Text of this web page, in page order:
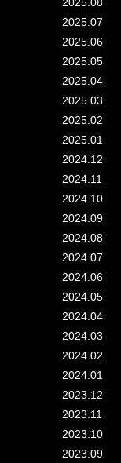
2025.08
2025.07
2025.06
2025.05
2025.04
2025.03
2025.02
2025.01
2024.12
2024.11
2024.10
2024.09
2024.08
2024.07
2024.06
2024.05
2024.04
2024.03
2024.02
2024.01
2023.12
2023.11
2023.10
2023.09